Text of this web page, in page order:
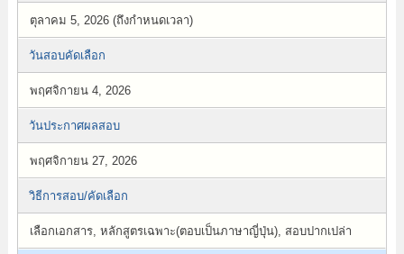
ตุลาคม 5, 2026 (ถึงกำหนดเวลา)
วันสอบคัดเลือก
พฤศจิกายน 4, 2026
วันประกาศผลสอบ
พฤศจิกายน 27, 2026
วิธีการสอบ/คัดเลือก
เลือกเอกสาร, หลักสูตรเฉพาะ(ตอบเป็นภาษาญี่ปุ่น), สอบปากเปล่า